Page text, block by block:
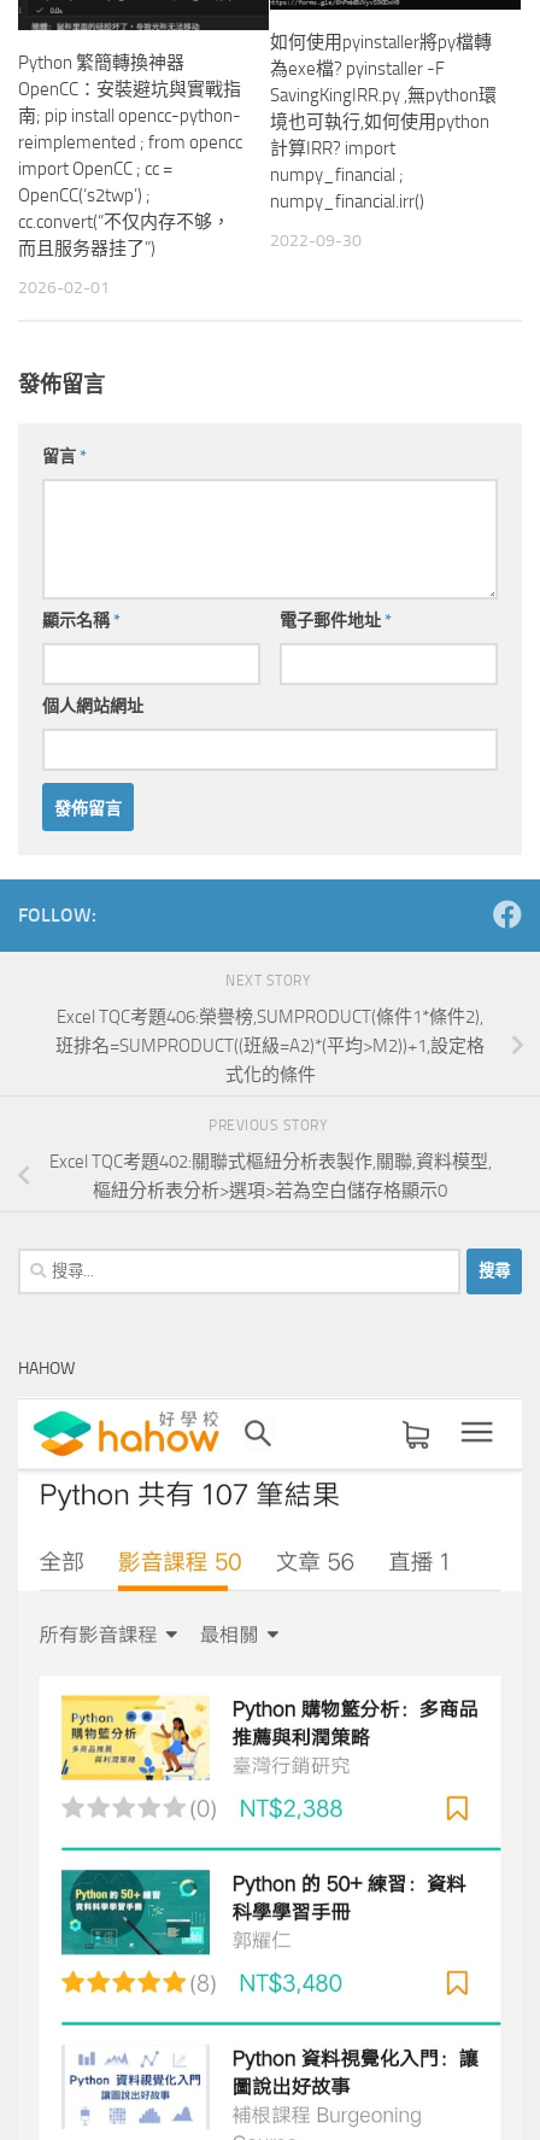
Python 繁簡轉換神器
OpenCC：安裝避坑與實戰指
南; pip install opencc-python-
reimplemented ; from opencc
import OpenCC ; cc =
OpenCC(‘s2twp’) ;
cc.convert(“不仅内存不够，
而且服务器挂了”)
2026-02-01
如何使用pyinstaller將py檔轉
為exe檔? pyinstaller -F
SavingKingIRR.py ,無python環
境也可執行,如何使用python
計算IRR? import
numpy_financial ;
numpy_financial.irr()
2022-09-30
發佈留言
留言*
顯示名稱* 電子郵件地址*
個人網站網址
FOLLOW:
NEXT STORY
Excel TQC考題406:榮譽榜,SUMPRODUCT(條件1*條件2),
班排名=SUMPRODUCT((班級=A2)*(平均>M2))+1,設定格
式化的條件
PREVIOUS STORY
Excel TQC考題402:關聯式樞紐分析表製作,關聯,資料模型,
樞紐分析表分析>選項>若為空白儲存格顯示0
搜
尋
字:
HAHOW